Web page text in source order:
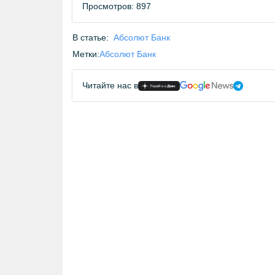
Просмотров: 897
В статье: Абсолют Банк
Метки:Абсолют Банк
Читайте нас в